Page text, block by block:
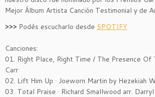
Mejor Álbum Artista Canción Testimonial y de
>>> Podés escucharlo desde SPOTIFY
Canciones:
01. Right Place, Right Time / The Presence Of
Carr
02. Lift Him Up · Joeworn Martin by Hezekiah
03. Total Praise · Richard Smallwood arr.